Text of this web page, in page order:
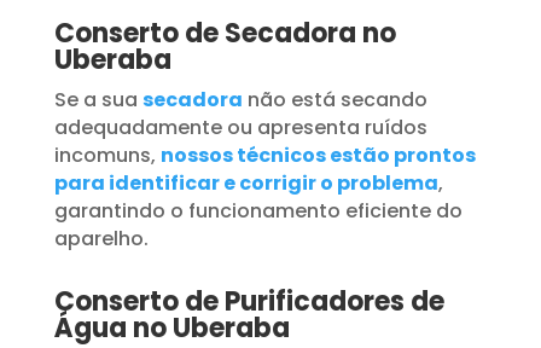
Conserto de Secadora no
Uberaba
Se a sua secadora não está secando
adequadamente ou apresenta ruídos
incomuns, nossos técnicos estão prontos
para identificar e corrigir o problema,
garantindo o funcionamento eficiente do
aparelho.
Conserto de Purificadores de
Água no Uberaba